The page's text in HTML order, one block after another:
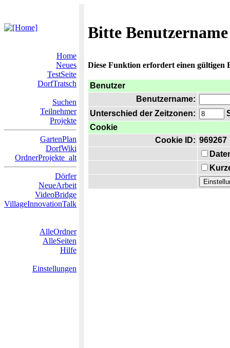
Bitte
Home
Neues
TestSeite
DorfTratsch
Suchen
Teilnehmer
Projekte
GartenPlan
DorfWiki
OrdnerProjekte_alt
Dörfer
NeueArbeit
VideoBridge
VillageInnovationTalk
AlleOrdner
AlleSeiten
Hilfe
Einstellungen
Diese Funktion erfordert einen gültigen
Benutzer
Benutzername:
Unterschied der Zeitzonen:
Cookie
Cookie ID: 969267